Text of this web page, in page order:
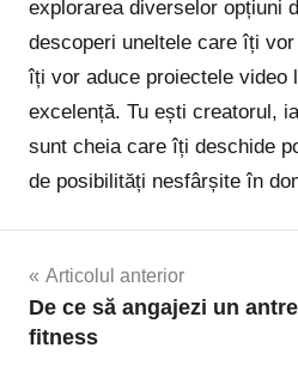
explorarea diverselor opțiuni
descoperi uneltele care îți
îți vor aduce proiectele video
excelență. Tu ești creatorul,
sunt cheia care îți deschide
de posibilități nesfârșite în
Navigare
în
Articolul anterior
De ce să angajezi un
fitness